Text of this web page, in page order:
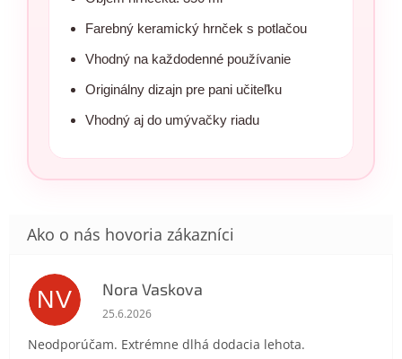
Farebný keramický hrnček s potlačou
Vhodný na každodenné používanie
Originálny dizajn pre pani učiteľku
Vhodný aj do umývačky riadu
NV Nora Vaskova
Hodnotenie obchodu je 1 z 5 hviezdičiek.
25.6.2026
Neodporúčam. Extrémne dlhá dodacia lehota.